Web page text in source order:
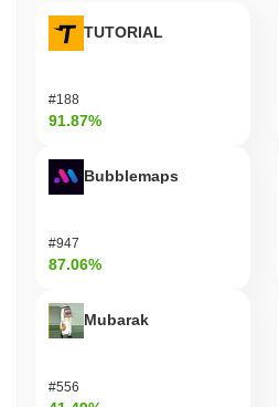
TUTORIAL
#188
91.87%
Bubblemaps
#947
87.06%
Mubarak
#556